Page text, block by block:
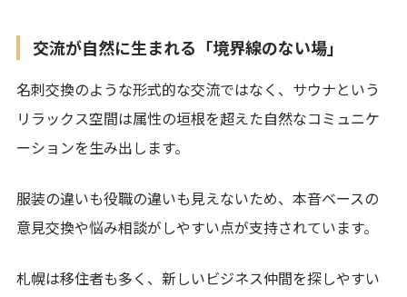
交流が自然に生まれる「境界線のない場」
名刺交換のような形式的な交流ではなく、サウナという
リラックス空間は属性の垣根を超えた自然なコミュニケ
ーションを生み出します。
服装の違いも役職の違いも見えないため、本音ベースの
意見交換や悩み相談がしやすい点が支持されています。
札幌は移住者も多く、新しいビジネス仲間を探しやすい